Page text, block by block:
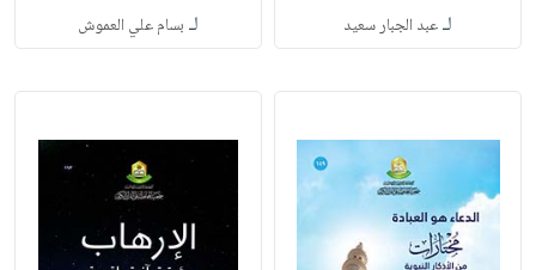
لـعبد الجبار سعيد لـ بسام علي العموش